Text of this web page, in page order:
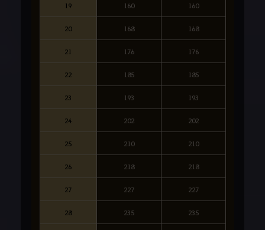
19 160 160
20 168 168
21 176 176
22 185 185
23 193 193
24 202 202
25 210 210
26 218 218
27 227 227
28 235 235